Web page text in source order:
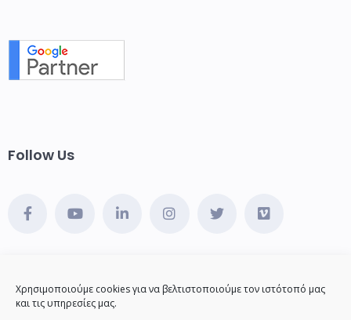
Χρησιμοποιούμε cookies για να βελτιστοποιούμε τον ιστότοπό μας
και τις υπηρεσίες μας.
Follow Us
210 2202141